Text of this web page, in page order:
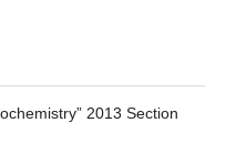
2013 Section